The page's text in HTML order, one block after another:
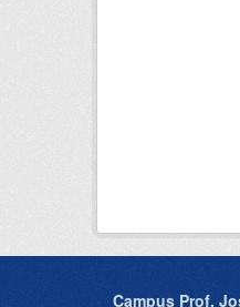
Campus Prof.